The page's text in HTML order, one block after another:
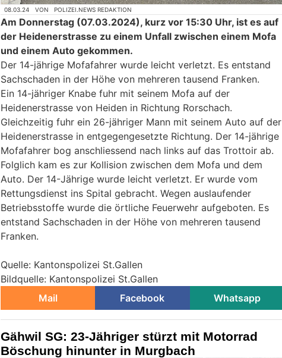
08.03.24 VON POLIZEI.NEWS REDAKTION
Am Donnerstag (07.03.2024), kurz vor 15:30 Uhr, ist es auf
der Heidenerstrasse zu einem Unfall zwischen einem Mofa
und einem Auto gekommen.
Der 14-jährige Mofafahrer wurde leicht verletzt. Es entstand
Sachschaden in der Höhe von mehreren tausend Franken.
Ein 14-jähriger Knabe fuhr mit seinem Mofa auf der
Heidenerstrasse von Heiden in Richtung Rorschach.
Gleichzeitig fuhr ein 26-jähriger Mann mit seinem Auto auf der
Heidenerstrasse in entgegengesetzte Richtung. Der 14-jährige
Mofafahrer bog anschliessend nach links auf das Trottoir ab.
Folglich kam es zur Kollision zwischen dem Mofa und dem
Auto. Der 14-Jährige wurde leicht verletzt. Er wurde vom
Rettungsdienst ins Spital gebracht. Wegen auslaufender
Betriebsstoffe wurde die örtliche Feuerwehr aufgeboten. Es
entstand Sachschaden in der Höhe von mehreren tausend
Franken.
Quelle: Kantonspolizei St.Gallen
Bildquelle: Kantonspolizei St.Gallen
Mail
Facebook Whatsapp
Gähwil SG: 23-Jähriger stürzt mit Motorrad
Böschung hinunter in Murgbach